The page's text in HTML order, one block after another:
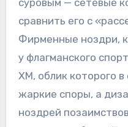
сравнить его с
Фирменные ноздри,
у флагманского
XM, облик которого
жаркие споры, а
ноздрей